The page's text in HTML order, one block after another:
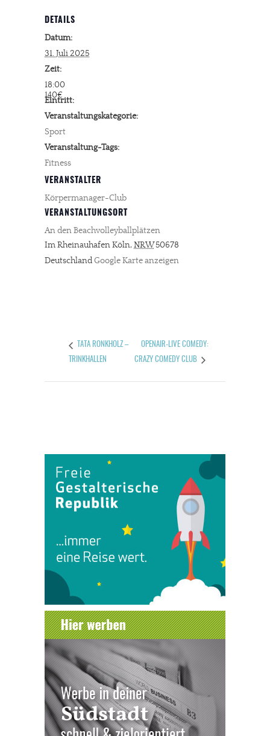
DETAILS
Datum:
31. Juli 2025
Zeit:
18:00
Eintritt:
140€
Veranstaltungskategorie:
Sport
Veranstaltung-Tags:
Fitness
VERANSTALTUNGSORT
An den Beachvolleyballplätzen
Im RheinauhafenKöln, NRW50678
DeutschlandGoogle Karte anzeigen
VERANSTALTER
Körpermanager-Club
TATA RONKHOLZ –
TRINKHALLEN
OPENAIR-LIVE COMEDY:
CRAZY COMEDY CLUB